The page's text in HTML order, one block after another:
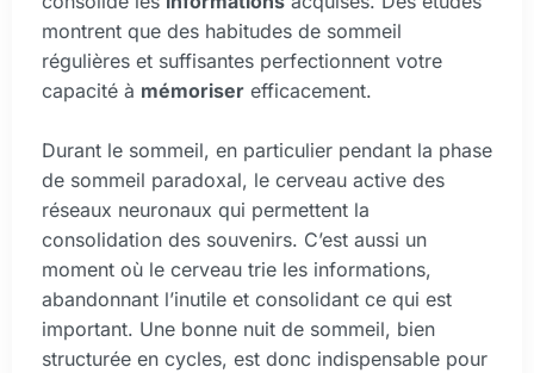
montrent que des habitudes de sommeil
régulières et suffisantes perfectionnent votre
capacité à mémoriser efficacement.
Durant le sommeil, en particulier pendant la phase
de sommeil paradoxal, le cerveau active des
réseaux neuronaux qui permettent la
consolidation des souvenirs. C’est aussi un
moment où le cerveau trie les informations,
abandonnant l’inutile et consolidant ce qui est
important. Une bonne nuit de sommeil, bien
structurée en cycles, est donc indispensable pour